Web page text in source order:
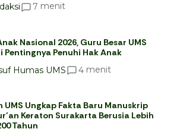
7 menit
Nasional 2026, Guru Besar UMS
Pentingnya Penuhi Hak Anak
Humas UMS
4 menit
UMS Ungkap Fakta Baru Manuskrip
Keraton Surakarta Berusia Lebih
Tahun